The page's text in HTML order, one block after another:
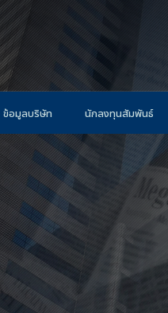
ข้อมูลบริษัท นักลงทุนสัมพันธ์